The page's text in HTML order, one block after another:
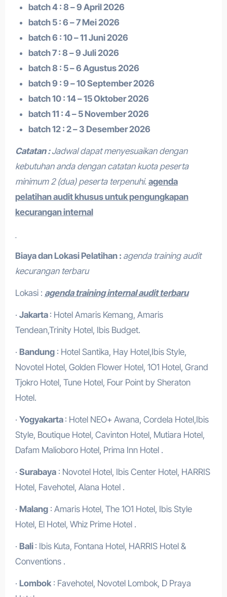
batch 4 : 8 – 9 April 2026
batch 5 : 6 – 7 Mei 2026
batch 6 : 10 – 11 Juni 2026
batch 7 : 8 – 9 Juli 2026
batch 8 : 5 – 6 Agustus 2026
batch 9 : 9 – 10 September 2026
batch 10 : 14 – 15 Oktober 2026
batch 11 : 4 – 5 November 2026
batch 12 : 2 – 3 Desember 2026
Catatan :Jadwal dapat menyesuaikan dengan
kebutuhan anda dengan catatan kuota peserta
minimum 2 (dua) peserta terpenuhi. agenda
pelatihan audit khusus untuk pengungkapan
kecurangan internal
Biaya dan Lokasi Pelatihan : agenda training audit
kecurangan terbaru
Lokasi : agenda training internal audit terbaru
· Jakarta : Hotel Amaris Kemang, Amaris
Tendean,Trinity Hotel, Ibis Budget.
· Bandung: Hotel Santika, Hay Hotel,Ibis Style,
Novotel Hotel, Golden Flower Hotel, 1O1 Hotel, Grand
Tjokro Hotel, Tune Hotel, Four Point by Sheraton
Hotel.
· Yogyakarta : Hotel NEO+ Awana, Cordela Hotel,Ibis
Style, Boutique Hotel, Cavinton Hotel, Mutiara Hotel,
Dafam Malioboro Hotel, Prima Inn Hotel .
· Surabaya: Novotel Hotel, Ibis Center Hotel, HARRIS
Hotel, Favehotel, Alana Hotel .
· Malang: Amaris Hotel, The 1O1 Hotel, Ibis Style
Hotel, El Hotel, Whiz Prime Hotel .
· Bali : Ibis Kuta, Fontana Hotel, HARRIS Hotel &
Conventions .
· Lombok: Favehotel, Novotel Lombok, D Praya